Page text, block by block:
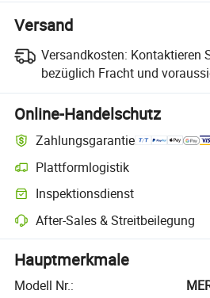
Versand
Versandkosten: Kontaktieren
bezüglich Fracht und
Online-Handelschutz
Zahlungsgarantie
Plattformlogistik
Inspektionsdienst
After-Sales & Streitbeilegung
Hauptmerkmale
Modell Nr.: